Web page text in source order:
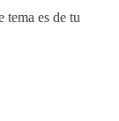
tema es de tu